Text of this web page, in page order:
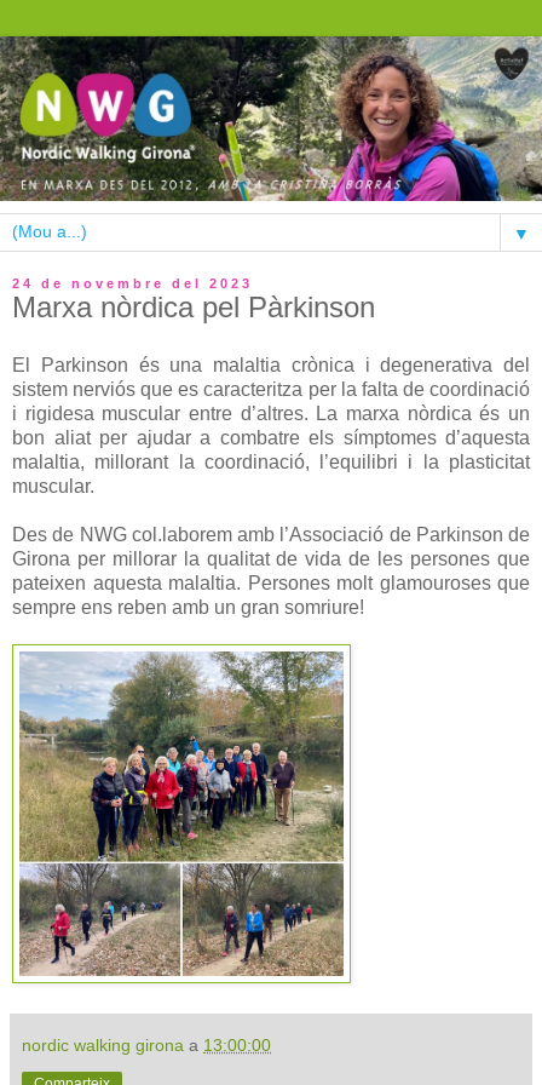
▼
24 de novembre del 2023
Marxa nòrdica pel Pàrkinson
El Parkinson és una malaltia crònica i degenerativa del
sistem nerviós que es caracteritza per la falta de coordinació
i rigidesa muscular entre d’altres. La marxa nòrdica és un
bon aliat per ajudar a combatre els símptomes d’aquesta
malaltia, millorant la coordinació, l’equilibri i la plasticitat
muscular.
Des de NWG col.laborem amb l’Associació de Parkinson de
Girona per millorar la qualitat de vida de les persones que
pateixen aquesta malaltia. Persones molt glamouroses que
sempre ens reben amb un gran somriure!
nordic walking girona a 13:00:00